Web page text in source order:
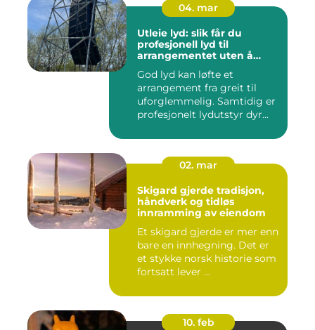
04. mar
Utleie lyd: slik får du
profesjonell lyd til
arrangementet uten å
God lyd kan løfte et
arrangement fra greit til
uforglemmelig. Samtidig er
profesjonelt lydutstyr dyr...
02. mar
Skigard gjerde tradisjon,
håndverk og tidløs
innramming av eiendom
Et skigard gjerde er mer enn
bare en innhegning. Det er
et stykke norsk historie som
fortsatt lever ...
10. feb